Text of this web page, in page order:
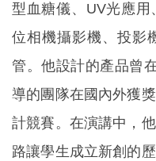
型血糖儀、UV光應
位相機攝影機、投影
管。他設計的產品曾
導的團隊在國內外獲
計競賽。在演講中，
路讓學生成立新創的